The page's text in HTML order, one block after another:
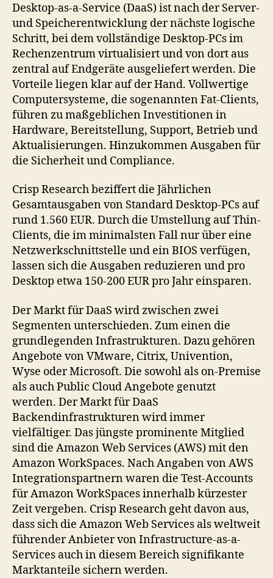
Desktop-as-a-Service (DaaS) ist nach der Server-
und Speicherentwicklung der nächste logische
Schritt, bei dem vollständige Desktop-PCs im
Rechenzentrum virtualisiert und von dort aus
zentral auf Endgeräte ausgeliefert werden. Die
Vorteile liegen klar auf der Hand. Vollwertige
Computersysteme, die sogenannten Fat-Clients,
führen zu maßgeblichen Investitionen in
Hardware, Bereitstellung, Support, Betrieb und
Aktualisierungen. Hinzukommen Ausgaben für
die Sicherheit und Compliance.
Crisp Research beziffert die Jährlichen
Gesamtausgaben von Standard Desktop-PCs auf
rund 1.560 EUR. Durch die Umstellung auf Thin-
Clients, die im minimalsten Fall nur über eine
Netzwerkschnittstelle und ein BIOS verfügen,
lassen sich die Ausgaben reduzieren und pro
Desktop etwa 150-200 EUR pro Jahr einsparen.
Der Markt für DaaS wird zwischen zwei
Segmenten unterschieden. Zum einen die
grundlegenden Infrastrukturen. Dazu gehören
Angebote von VMware, Citrix, Univention,
Wyse oder Microsoft. Die sowohl als on-Premise
als auch Public Cloud Angebote genutzt
werden. Der Markt für DaaS
Backendinfrastrukturen wird immer
vielfältiger. Das jüngste prominente Mitglied
sind die Amazon Web Services (AWS) mit den
Amazon WorkSpaces. Nach Angaben von AWS
Integrationspartnern waren die Test-Accounts
für Amazon WorkSpaces innerhalb kürzester
Zeit vergeben. Crisp Research geht davon aus,
dass sich die Amazon Web Services als weltweit
führender Anbieter von Infrastructure-as-a-
Services auch in diesem Bereich signifikante
Marktanteile sichern werden.